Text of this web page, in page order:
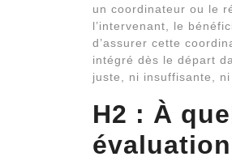
un coordinateur ou le
l’intervenant, le
d’assurer cette
intégré dès le départ
juste, ni insuffisante,
H2 : À